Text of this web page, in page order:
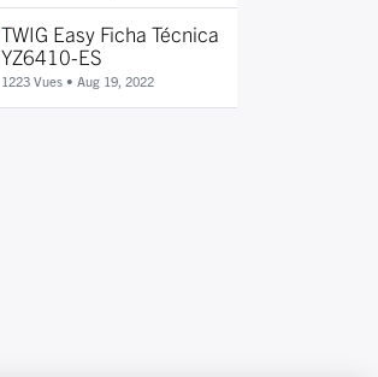
TWIG Easy Ficha Técnica
YZ6410-ES
1223 Vues • Aug 19, 2022